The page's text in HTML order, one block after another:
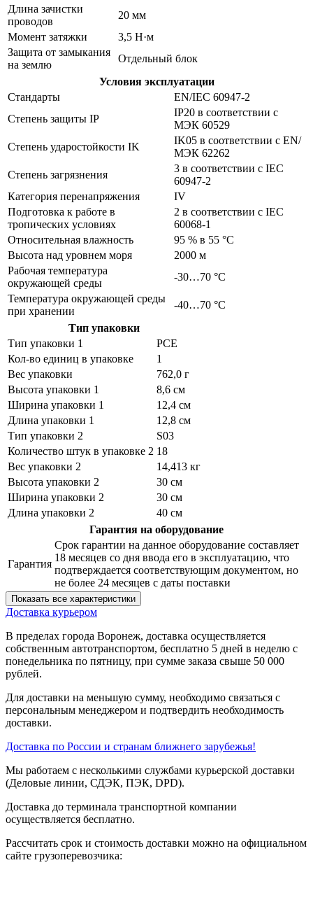
Длина зачистки
проводов
20 мм
Момент затяжки
3,5 Н·м
Защита от замыкания
на землю
Отдельный блок
Условия эксплуатации
Стандарты
EN/IEC 60947-2
Степень защиты IP
IP20 в соответствии с
МЭК 60529
Степень ударостойкости IK
IK05 в соответствии с EN/
МЭК 62262
Степень загрязнения
3 в соответствии с IEC
60947-2
Категория перенапряжения
IV
Подготовка к работе в
тропических условиях
2 в соответствии с IEC
60068-1
Относительная влажность
95 % в 55 °C
Высота над уровнем моря
2000 м
Рабочая температура
окружающей среды
-30…70 °C
Температура окружающей среды
при хранении
-40…70 °C
Тип упаковки
Тип упаковки 1
PCE
Кол-во единиц в упаковке
1
Вес упаковки
762,0 г
Высота упаковки 1
8,6 см
Ширина упаковки 1
12,4 см
Длина упаковки 1
12,8 см
Тип упаковки 2
S03
Количество штук в упаковке 2 18
Вес упаковки 2
14,413 кг
Высота упаковки 2
30 см
Ширина упаковки 2
30 см
Длина упаковки 2
40 см
Гарантия на оборудование
Гарантия
Срок гарантии на данное оборудование составляет
18 месяцев со дня ввода его в эксплуатацию, что
подтверждается соответствующим документом, но
не более 24 месяцев с даты поставки
Показать все характеристики
Доставка курьером
В пределах города Воронеж, доставка осуществляется
собственным автотранспортом, бесплатно 5 дней в неделю с
понедельника по пятницу, при сумме заказа свыше 50 000
рублей.
Для доставки на меньшую сумму, необходимо связаться с
персональным менеджером и подтвердить необходимость
доставки.
Доставка по России и странам ближнего зарубежья!
Мы работаем с несколькими службами курьерской доставки
(Деловые линии, СДЭК, ПЭК, DPD).
Доставка до терминала транспортной компании
осуществляется бесплатно.
Рассчитать срок и стоимость доставки можно на официальном
сайте грузоперевозчика: